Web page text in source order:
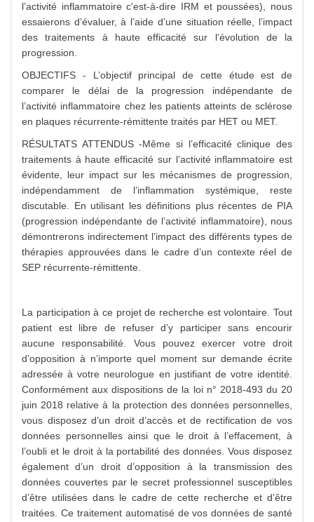
l’activité inflammatoire c'est-à-dire IRM et poussées), nous
essaierons d’évaluer, à l’aide d’une situation réelle, l’impact
des traitements à haute efficacité sur l’évolution de la
progression.
OBJECTIFS - L’objectif principal de cette étude est de
comparer le délai de la progression indépendante de
l’activité inflammatoire chez les patients atteints de sclérose
en plaques récurrente-rémittente traités par HET ou MET.
RÉSULTATS ATTENDUS -Même si l’efficacité clinique des
traitements à haute efficacité sur l’activité inflammatoire est
évidente, leur impact sur les mécanismes de progression,
indépendamment de l’inflammation systémique, reste
discutable. En utilisant les définitions plus récentes de PIA
(progression indépendante de l’activité inflammatoire), nous
démontrerons indirectement l’impact des différents types de
thérapies approuvées dans le cadre d’un contexte réel de
SEP récurrente-rémittente.
La participation à ce projet de recherche est volontaire. Tout
patient est libre de refuser d’y participer sans encourir
aucune responsabilité. Vous pouvez exercer votre droit
d’opposition à n’importe quel moment sur demande écrite
adressée à votre neurologue en justifiant de votre identité.
Conformément aux dispositions de la loi n° 2018-493 du 20
juin 2018 relative à la protection des données personnelles,
vous disposez d’un droit d’accès et de rectification de vos
données personnelles ainsi que le droit à l’effacement, à
l’oubli et le droit à la portabilité des données. Vous disposez
également d’un droit d’opposition à la transmission des
données couvertes par le secret professionnel susceptibles
d’être utilisées dans le cadre de cette recherche et d’être
traitées. Ce traitement automatisé de vos données de santé